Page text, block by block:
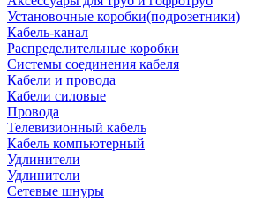
Установочные коробки(подрозетники)
Кабель-канал
Распределительные коробки
Системы соединения кабеля
Кабели и провода
Кабели силовые
Провода
Телевизионный кабель
Кабель компьютерный
Удлинители
Удлинители
Сетевые шнуры